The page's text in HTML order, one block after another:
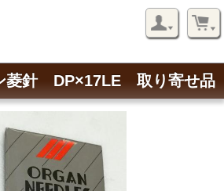
菱針 DP×17LE 取り寄せ品